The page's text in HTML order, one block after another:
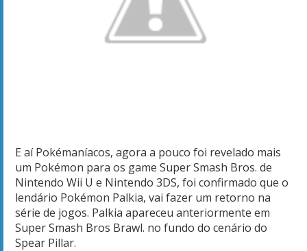
E aí Pokémaníacos, agora a pouco foi revelado mais
um Pokémon para os game Super Smash Bros. de
Nintendo Wii U e Nintendo 3DS, foi confirmado que o
lendário Pokémon Palkia, vai fazer um retorno na
série de jogos. Palkia apareceu anteriormente em
Super Smash Bros Brawl. no fundo do cenário do
Spear Pillar.